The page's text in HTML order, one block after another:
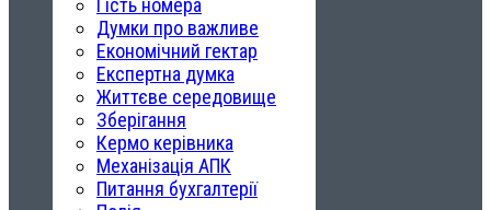
Гість номера
Думки про важливе
Економічний гектар
Експертна думка
Життєве середовище
Зберігання
Кермо керівника
Механізація АПК
Питання бухгалтерії